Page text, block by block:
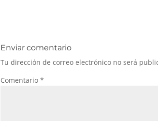
Enviar comentario
Tu dirección de correo electrónico no será
Comentario*